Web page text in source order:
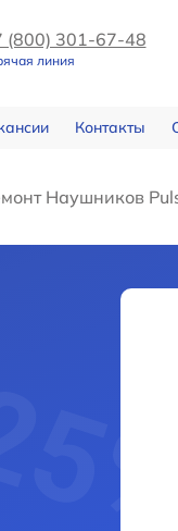
(800) 301-67-48
линия
Контакты
Наушников